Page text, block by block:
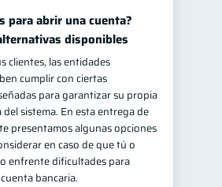
para abrir una cuenta?
disponibles
clientes, las entidades
cumplir con ciertas
para garantizar su propia
sistema. En esta entrega de
presentamos algunas opciones
en caso de que tú o
enfrente dificultades para
bancaria.